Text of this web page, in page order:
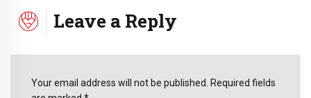
Leave a Reply
Your email address will not be published. Required fields